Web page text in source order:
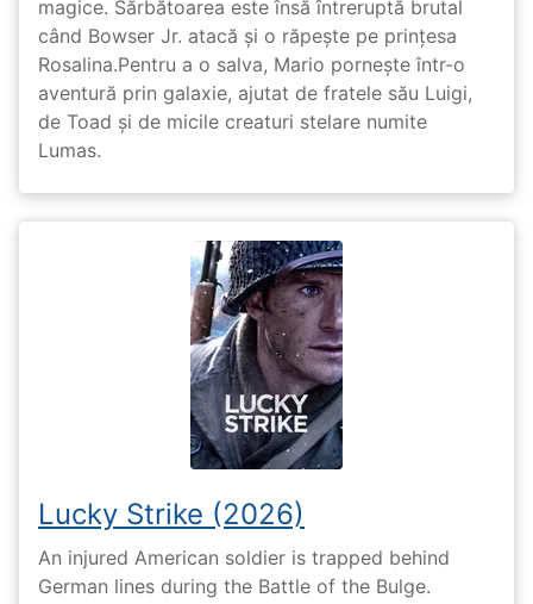
magice. Sărbătoarea este însă întreruptă brutal
când Bowser Jr. atacă și o răpește pe prinţesa
Rosalina.Pentru a o salva, Mario pornește într-o
aventură prin galaxie, ajutat de fratele său Luigi,
de Toad și de micile creaturi stelare numite
Lumas.
Lucky Strike (2026)
An injured American soldier is trapped behind
German lines during the Battle of the Bulge.